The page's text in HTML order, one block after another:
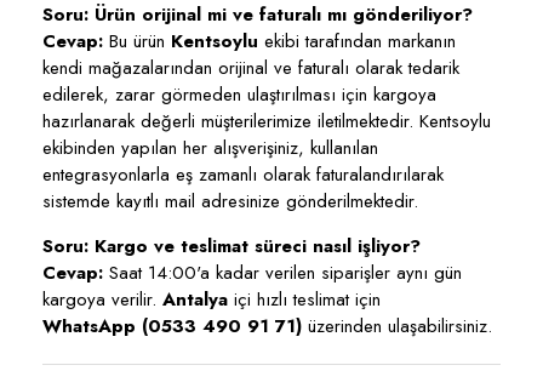
Soru: Ürün orijinal mi ve faturalı mı gönderiliyor?
Cevap: Bu ürün Kentsoylu ekibi tarafından markanın
kendi mağazalarından orijinal ve faturalı olarak tedarik
edilerek, zarar görmeden ulaştırılması için kargoya
hazırlanarak değerli müşterilerimize iletilmektedir. Kentsoylu
ekibinden yapılan her alışverişiniz, kullanılan
entegrasyonlarla eş zamanlı olarak faturalandırılarak
sistemde kayıtlı mail adresinize gönderilmektedir.
Soru: Kargo ve teslimat süreci nasıl işliyor?
Cevap: Saat 14:00'a kadar verilen siparişler aynı gün
kargoya verilir. Antalya içi hızlı teslimat için
WhatsApp (0533 490 91 71) üzerinden ulaşabilirsiniz.